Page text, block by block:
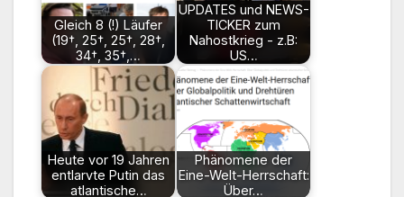
Gleich 8 (!) Läufer
(19†, 25†, 25†, 28†,
34†, 35†,…
UPDATES und NEWS-
TICKER zum
Nahostkrieg - z.B:
US…
Heute vor 19 Jahren
entlarvte Putin das
atlantische…
Phänomene der
Eine-Welt-Herrschaft:
Über…